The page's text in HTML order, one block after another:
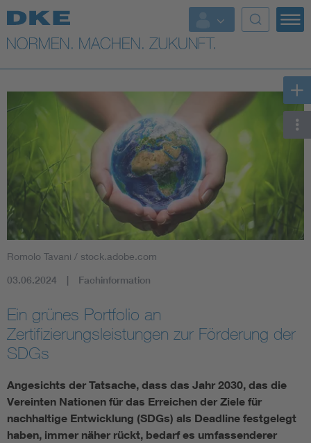
Top-Themen
VDE Fokusthemen
Digital Security
Health
Industry
Mobility
Smart Cities
Blitzschutz: DIN EN 62305 in der Übersicht
Romolo Tavani / stock.adobe.com
03.06.2024 Fachinformation
Ein grünes Portfolio an
Zertifizierungsleistungen zur Förderung der
SDGs
Angesichts der Tatsache, dass das Jahr 2030, das die
Vereinten Nationen für das Erreichen der Ziele für
nachhaltige Entwicklung (SDGs) als Deadline festgelegt
haben, immer näher rückt, bedarf es umfassenderer